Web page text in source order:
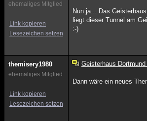
ehemaliges Mitglied
Link kopieren
Lesezeichen setzen
Nun ja... Das
liegt dieser Tunnel am
:-)
themisery1980
ehemaliges Mitglied
Link kopieren
Lesezeichen setzen
Geisterhaus
Dann wäre ein neues